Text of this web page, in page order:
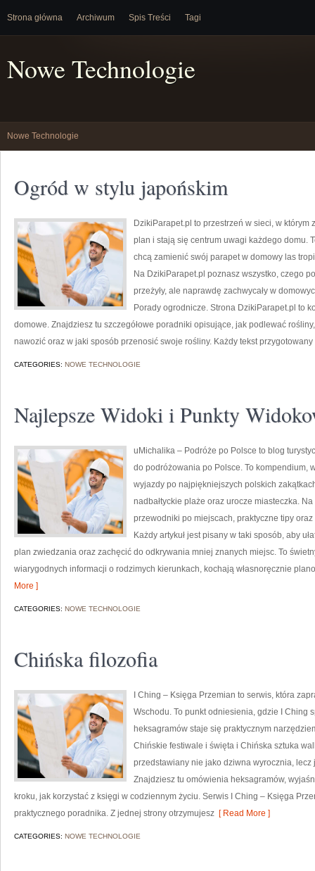
Strona główna Archiwum Spis Treści Tagi
Nowe Technologie
Nowe Technologie
Ogród w stylu japońskim
DzikiParapet.pl to przestrzeń w sieci, w
plan i stają się centrum uwagi każdego domu.
chcą zamienić swój parapet w domowy las
Na DzikiParapet.pl poznasz wszystko, czego
przeżyły, ale naprawdę zachwycały w
Porady ogrodnicze. Strona DzikiParapet.pl to
domowe. Znajdziesz tu szczegółowe poradniki opisujące, jak podlewać
nawozić oraz w jaki sposób przenosić swoje rośliny. Każdy tekst przygotowany
CATEGORIES: NOWE TECHNOLOGIE
Najlepsze Widoki i Punkty
uMichalika – Podróże po Polsce to blog
do podróżowania po Polsce. To kompendium,
wyjazdy po najpiękniejszych polskich
nadbałtyckie plaże oraz urocze miasteczka.
przewodniki po miejscach, praktyczne tipy
Każdy artykuł jest pisany w taki sposób, aby
plan zwiedzania oraz zachęcić do odkrywania mniej znanych miejsc. To
wiarygodnych informacji o rodzimych kierunkach, kochają własnoręcznie
More ]
CATEGORIES: NOWE TECHNOLOGIE
Chińska filozofia
I Ching – Księga Przemian to serwis, która
Wschodu. To punkt odniesienia, gdzie I Ching
heksagramów staje się praktycznym
Chińskie festiwale i święta i Chińska sztuka
przedstawiany nie jako dziwna wyrocznia,
Znajdziesz tu omówienia heksagramów,
kroku, jak korzystać z księgi w codziennym życiu. Serwis I Ching – Księga
praktycznego poradnika. Z jednej strony otrzymujesz [ Read More ]
CATEGORIES: NOWE TECHNOLOGIE